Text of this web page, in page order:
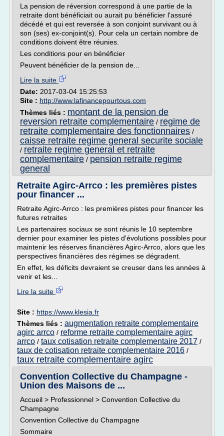
La pension de réversion correspond à une partie de la
retraite dont bénéficiait ou aurait pu bénéficier l'assuré
décédé et qui est reversée à son conjoint survivant ou à
son (ses) ex-conjoint(s). Pour cela un certain nombre de
conditions doivent être réunies.
Les conditions pour en bénéficier
Peuvent bénéficier de la pension de...
Lire la suite
Date: 2017-03-04 15:25:53
Site : http://www.lafinancepourtous.com
Thèmes liés : montant de la pension de
reversion retraite complementaire / regime de
retraite complementaire des fonctionnaires /
caisse retraite regime general securite sociale
/ retraite regime general et retraite
complementaire / pension retraite regime
general
Retraite Agirc-Arrco : les premières pistes
pour financer ...
Retraite Agirc-Arrco : les premières pistes pour financer les
futures retraites
Les partenaires sociaux se sont réunis le 10 septembre
dernier pour examiner les pistes d'évolutions possibles pour
maintenir les réserves financières Agirc-Arrco, alors que les
perspectives financières des régimes se dégradent.
En effet, les déficits devraient se creuser dans les années à
venir et les...
Lire la suite
Site : https://www.klesia.fr
Thèmes liés : augmentation retraite complementaire
agirc arrco / reforme retraite complementaire agirc
arrco / taux cotisation retraite complementaire 2017 /
taux de cotisation retraite complementaire 2016 /
taux retraite complementaire agirc
Convention Collective du Champagne -
Union des Maisons de ...
Accueil > Professionnel > Convention Collective du
Champagne
Convention Collective du Champagne
Sommaire